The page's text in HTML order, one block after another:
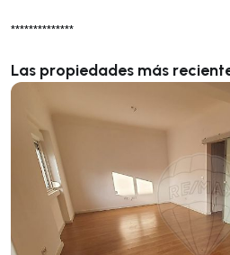
**************
Las propiedades más